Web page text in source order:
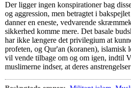
Der ligger ingen konspirationer bag
og aggression, men betragtet i
danner en eneste, vedvarende
sikkerhed komme mere. Det basale
har ikke længere det privilegium at
profeten, og Qur'an (koranen), islamisk
vil vende tilbage om og om igen, indtil
muslimerne indser, at deres